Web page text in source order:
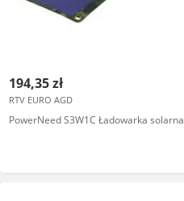
194,35 zł
RTV EURO AGD
PowerNeed S3W1C Ładowarka solarna